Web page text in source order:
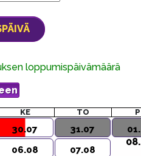
loppumispäivämäärä
KE TO
30.07 31.07
06.08 07.08